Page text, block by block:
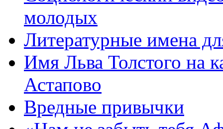
молодых
Литературные имена
Имя Льва Толстого на
Астапово
Вредные привычки